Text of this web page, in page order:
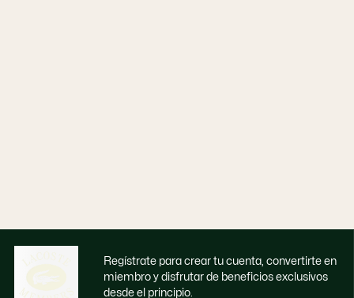
Regístrate para crear tu cuenta, convertirte en
miembro y disfrutar de beneficios exclusivos
desde el principio.